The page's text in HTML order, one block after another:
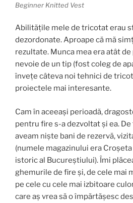
Beginner Knitted Vest
Abilitățile mele de tricotat erau
dezordonate. Aproape că mă
rezultate. Munca mea era atât
nevoie de un tip (fost coleg de
învețe câteva noi tehnici de
proiectele mai interesante.
Cam în aceeași perioadă,
pentru fire s-a dezvoltat și ea.
aveam niște bani de rezervă,
(numele magazinului era
istoric al Bucureștiului). Îmi
ghemurile de fire și, de cele mai
pe cele cu cele mai izbitoare
care aș vrea să o împărtășesc